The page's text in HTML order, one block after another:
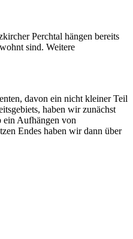
Perchtal hängen bereits
sind. Weitere
davon ein nicht kleiner Teil
haben wir zunächst
ein Aufhängen von
Endes haben wir dann über